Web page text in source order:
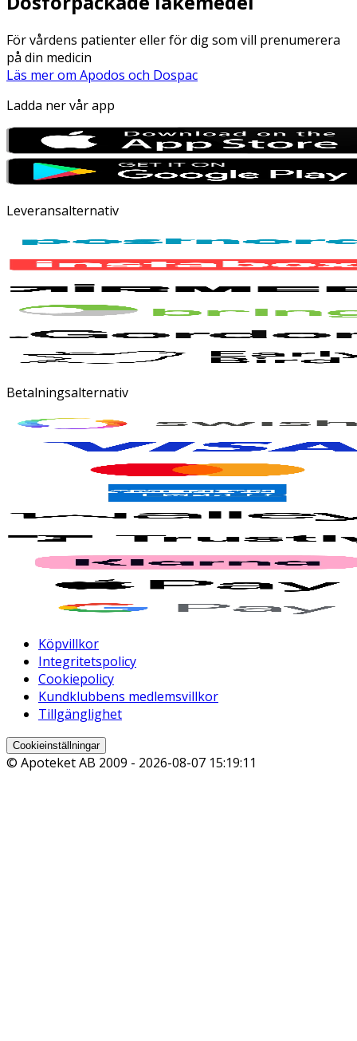
För vårdens patienter eller för dig som vill prenumerera
på din medicin
Läs mer om Apodos och Dospac
Ladda ner vår app
Leveransalternativ
Betalningsalternativ
Köpvillkor
Integritetspolicy
Cookiepolicy
Kundklubbens medlemsvillkor
Tillgänglighet
Cookieinställningar
© Apoteket AB 2009 - 2026-08-07 15:19:11